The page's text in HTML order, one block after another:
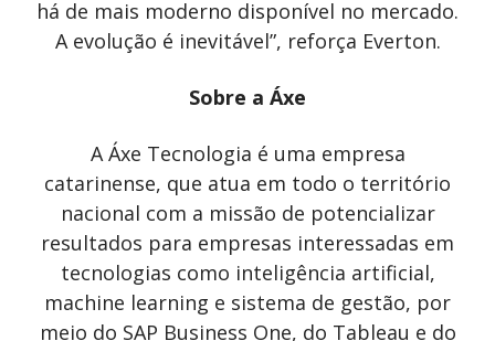
há de mais moderno disponível no mercado.
A evolução é inevitável”, reforça Everton.
Sobre a Áxe
A Áxe Tecnologia é uma empresa
catarinense, que atua em todo o território
nacional com a missão de potencializar
resultados para empresas interessadas em
tecnologias como inteligência artificial,
machine learning e sistema de gestão, por
meio do SAP Business One, do Tableau e do